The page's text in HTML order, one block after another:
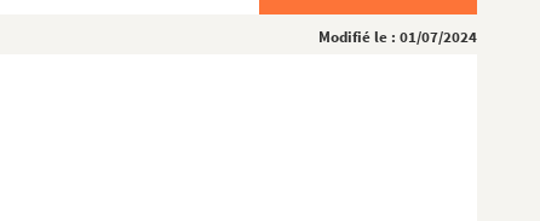
Modifié le : 01/07/2024